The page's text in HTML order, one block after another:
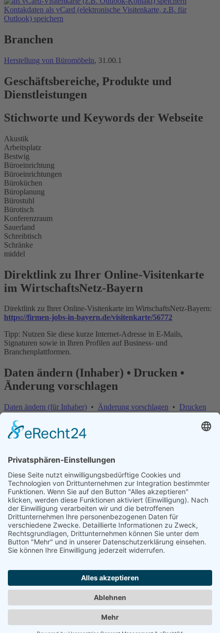
Kontakdaten als vCard (elektronische Visitenkarte, z.B. für
Outlook) speichern
Branchen
Herstellung von Büromöbeln, 31.00.1
Geschäftsbereiche, Produkte und
Dienstleistungen
Stichworte und Keywords der Webseite
Akustik
Arbeitsplatz
Bestwig
Büroeinrichtung
Büroeinrichtungen
Büroküchen
Büroplanung
Bürostuhl
Bürotisch
Konferenzraum
Sauerland
Schreibtisch
Schränke
middel
Direktlink zu Ihrer Online-Visitenkarte
im WirtschaftsNetz-Bayern
Direktlink zu Ihrer Online-Visitenkarte im WirtschaftsNetz-Bayern:
https://firmen-jobs-in-bayern.de/visitenkarte/56772
Tipp: Nutzen Sie diese kurze Internet-Adresse in E-Mails,
Signaturen sowie in Ihren Profilen auf Business- und
Branchenplattformen.
Daten ändern (Inhaber) • Drucken •
Änderung vorschlagen
Daten ändern (für Inhaber) • Änderung vorschlagen • Drucken
Änderung vorschlagen | Fehler melden
Bitte teilen Sie uns mit, welche Informationen fehlerhaft oder
veraltet sind:
Internet-Adresse fehlt oder ist falsch
E-Mail-Adresse fehlt oder ist falsch
Telefonnummer, Faxnummer oder Anschrift ist falsch
Firma existiert nicht mehr
Firmenname ist falsch
Sicherheitsfrage:
10 + 5= ?
Kontakt / Impressum
Datenschutzerklärung
Cookie-Einstellungen